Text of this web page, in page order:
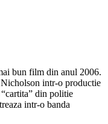
bun film din anul 2006.
intr-o productie
din politie
intr-o banda